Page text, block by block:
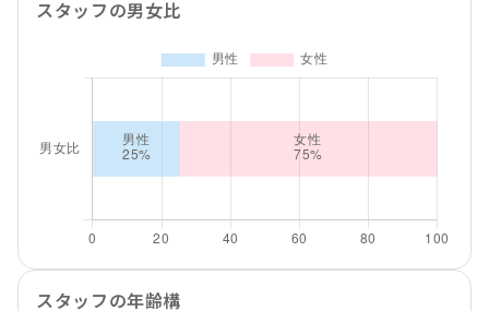
スタッフの男女比
スタッフの年齢構